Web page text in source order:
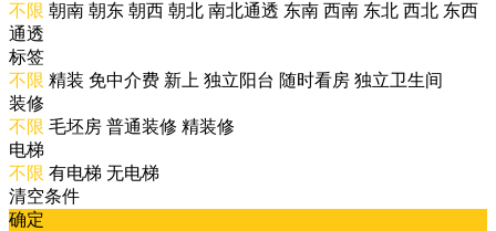
不限 朝南 朝东 朝西 朝北 南北通透 东南 西南 东北 西北 东西
通透
标签
不限 精装 免中介费 新上 独立阳台 随时看房 独立卫生间
装修
不限 毛坯房 普通装修 精装修
电梯
不限 有电梯 无电梯
清空条件
确定